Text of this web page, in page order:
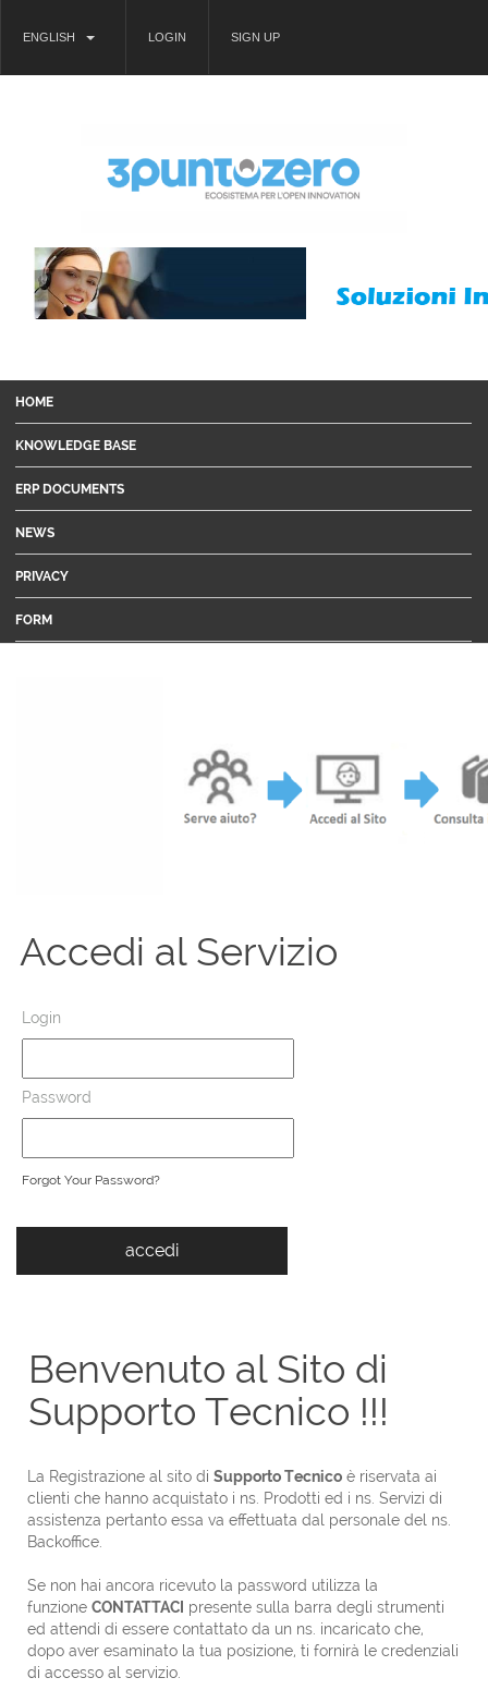
ENGLISH LOGIN SIGN UP
HOME
KNOWLEDGE BASE
ERP DOCUMENTS
NEWS
PRIVACY
FORM
Forgot Your Password?
Accedi al Servizio
Login
Password
Benvenuto al Sito di
Supporto Tecnico !!!
La Registrazione al sito di Supporto Tecnico è riservata ai
clienti che hanno acquistato i ns. Prodotti ed i ns. Servizi di
assistenza pertanto essa va effettuata dal personale del ns.
Backoffice.
Se non hai ancora ricevuto la password utilizza la
funzione CONTATTACI presente sulla barra degli strumenti
ed attendi di essere contattato da un ns. incaricato che,
dopo aver esaminato la tua posizione, ti fornirà le credenziali
di accesso al servizio.